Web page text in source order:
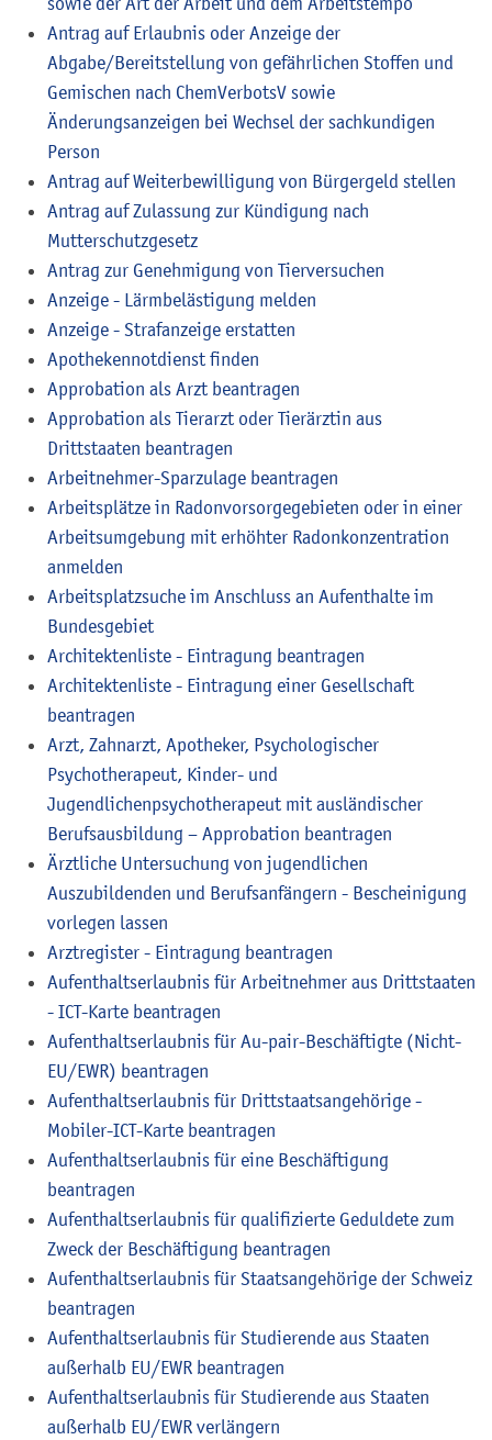
Antrag auf Erlaubnis oder Anzeige der
Abgabe/Bereitstellung von gefährlichen Stoffen und
Gemischen nach ChemVerbotsV sowie
Änderungsanzeigen bei Wechsel der sachkundigen
Person
Antrag auf Weiterbewilligung von Bürgergeld stellen
Antrag auf Zulassung zur Kündigung nach
Mutterschutzgesetz
Antrag zur Genehmigung von Tierversuchen
Anzeige - Lärmbelästigung melden
Anzeige - Strafanzeige erstatten
Apothekennotdienst finden
Approbation als Arzt beantragen
Approbation als Tierarzt oder Tierärztin aus
Drittstaaten beantragen
Arbeitnehmer-Sparzulage beantragen
Arbeitsplätze in Radonvorsorgegebieten oder in einer
Arbeitsumgebung mit erhöhter Radonkonzentration
anmelden
Arbeitsplatzsuche im Anschluss an Aufenthalte im
Bundesgebiet
Architektenliste - Eintragung beantragen
Architektenliste - Eintragung einer Gesellschaft
beantragen
Arzt, Zahnarzt, Apotheker, Psychologischer
Psychotherapeut, Kinder- und
Jugendlichenpsychotherapeut mit ausländischer
Berufsausbildung – Approbation beantragen
Ärztliche Untersuchung von jugendlichen
Auszubildenden und Berufsanfängern - Bescheinigung
vorlegen lassen
Arztregister - Eintragung beantragen
Aufenthaltserlaubnis für Arbeitnehmer aus Drittstaaten
- ICT-Karte beantragen
Aufenthaltserlaubnis für Au-pair-Beschäftigte (Nicht-
EU/EWR) beantragen
Aufenthaltserlaubnis für Drittstaatsangehörige -
Mobiler-ICT-Karte beantragen
Aufenthaltserlaubnis für eine Beschäftigung
beantragen
Aufenthaltserlaubnis für qualifizierte Geduldete zum
Zweck der Beschäftigung beantragen
Aufenthaltserlaubnis für Staatsangehörige der Schweiz
beantragen
Aufenthaltserlaubnis für Studierende aus Staaten
außerhalb EU/EWR beantragen
Aufenthaltserlaubnis für Studierende aus Staaten
außerhalb EU/EWR verlängern